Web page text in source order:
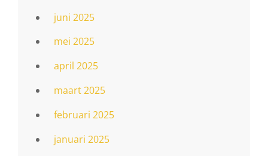
juni 2025
mei 2025
april 2025
maart 2025
februari 2025
januari 2025